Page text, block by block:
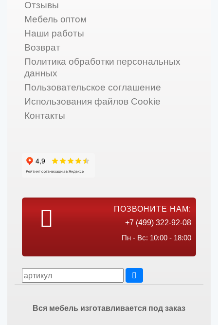
Отзывы
Мебель оптом
Наши работы
Возврат
Политика обработки персональных
данных
Пользовательское соглашение
Использования файлов Cookie
Контакты
ПОЗВОНИТЕ НАМ:
+7 (499) 322-92-08
Пн - Вс: 10:00 - 18:00
Вся мебель изготавливается под заказ